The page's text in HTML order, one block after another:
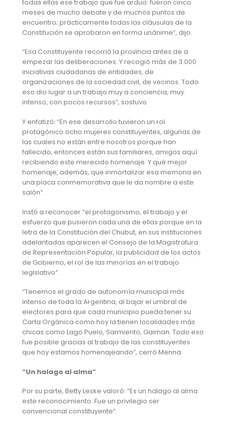
todas ellas ese trabajo que fue arduo: fueron cinco
meses de mucho debate y de muchos puntos de
encuentro; prácticamente todas las cláusulas de la
Constitución se aprobaron en forma unánime”, dijo.
“Esa Constituyente recorrió la provincia antes de a
empezar las deliberaciones. Y recogió más de 3.000
iniciativas ciudadanas de entidades, de
organizaciones de la sociedad civil, de vecinos. Todo
eso dio lugar a un trabajo muy a conciencia, muy
intenso, con pocos recursos”, sostuvo.
Y enfatizó: “En ese desarrollo tuvieron un rol
protagónico ocho mujeres constituyentes, algunas de
las cuales no están entre nosotros porque han
fallecido, entonces están sus familiares, amigos aquí
recibiendo este merecido homenaje. Y qué mejor
homenaje, además, que inmortalizar esa memoria en
una placa conmemorativa que le da nombre a este
salón”.
Instó a reconocer “el protagonismo, el trabajo y el
esfuerzo que pusieron cada una de ellas porque en la
letra de la Constitución del Chubut, en sus instituciones
adelantadas aparecen el Consejo de la Magistratura
de Representación Popular, la publicidad de los actos
de Gobierno, el rol de las minorías en el trabajo
legislativo”.
“Tenemos el grado de autonomía municipal más
intenso de toda la Argentina, al bajar el umbral de
electores para que cada municipio pueda tener su
Carta Orgánica como hoy la tienen localidades más
chicas como Lago Puelo, Sarmiento, Gaiman. Todo eso
fue posible gracias al trabajo de las constituyentes
que hoy estamos homenajeando”, cerró Menna.
“Un halago al alma”
Por su parte, Betty Leske valoró: “Es un halago al alma
este reconocimiento. Fue un privilegio ser
convencional constituyente”.